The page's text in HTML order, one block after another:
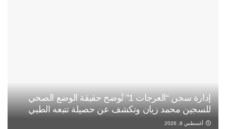
إدارة سجن “العرجات 1” تُوضح حقيقة الوضع الصحي
للسجين محمد زيان وتكشف عن حصيلة تتبعه الطبي
أغسطس 8, 2026